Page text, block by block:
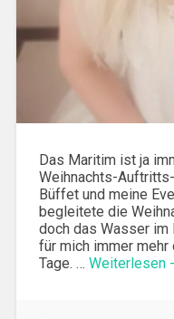
Das Maritim ist ja
Weihnachts-
Büffet und meine
begleitete die
doch das Wasser im
für mich immer
Tage. … Weiterlesen